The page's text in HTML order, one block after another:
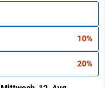
10%
20%